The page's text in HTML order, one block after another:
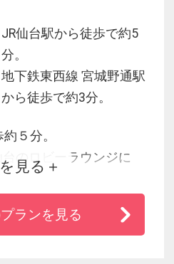
JR仙台駅から徒歩で約5
分。
地下鉄東西線 宮城野通駅
から徒歩で約3分。
５分。
のロビーラウンジに
厳な音色と木の安らぎ
が広がります。
は、体に優しく、東北
見る
ランを見る